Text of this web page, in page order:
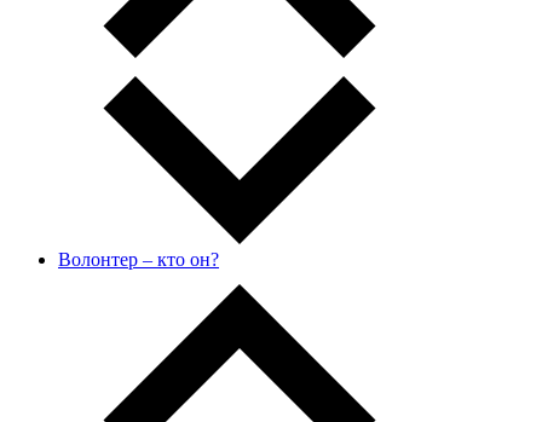
Волонтер – кто он?